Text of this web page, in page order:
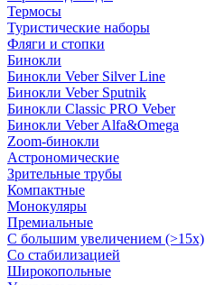
Термосы
Туристические наборы
Фляги и стопки
Бинокли
Бинокли Veber Silver Line
Бинокли Veber Sputnik
Бинокли Classic PRO Veber
Бинокли Veber Alfa&Omega
Zoom-бинокли
Астрономические
Зрительные трубы
Компактные
Монокуляры
Премиальные
С большим увеличением (>15x)
Со стабилизацией
Широкопольные